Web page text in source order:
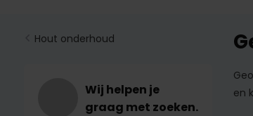
Hout onderhoud
Wij helpen je
graag met zoeken.
en